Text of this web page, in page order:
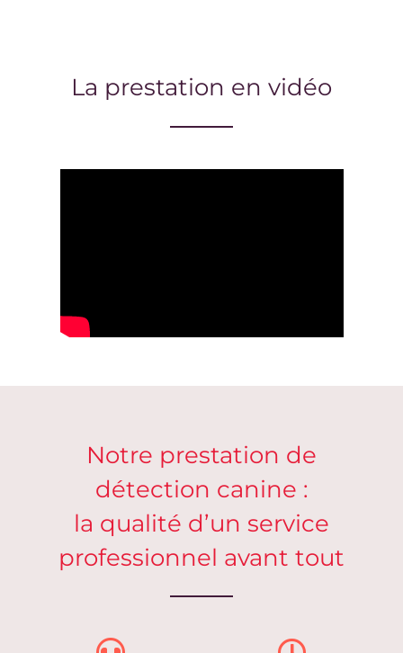
La prestation en vidéo
Notre prestation de
détection canine :
la qualité d’un service
professionnel avant tout